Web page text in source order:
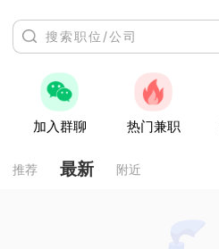
加入群聊 热门兼职
推荐 最新 附近